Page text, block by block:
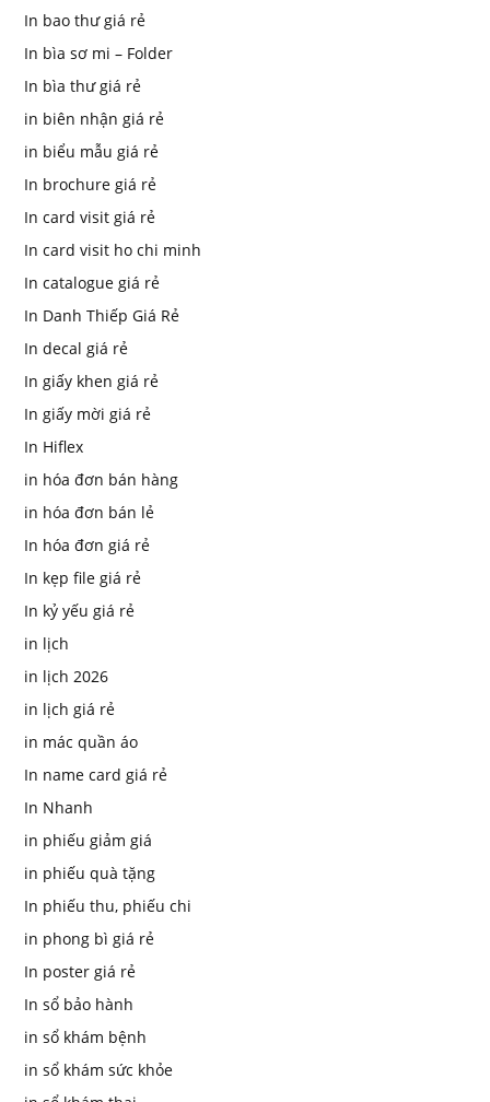
In bao thư giá rẻ
In bìa sơ mi – Folder
In bìa thư giá rẻ
in biên nhận giá rẻ
in biểu mẫu giá rẻ
In brochure giá rẻ
In card visit giá rẻ
In card visit ho chi minh
In catalogue giá rẻ
In Danh Thiếp Giá Rẻ
In decal giá rẻ
In giấy khen giá rẻ
In giấy mời giá rẻ
In Hiflex
in hóa đơn bán hàng
in hóa đơn bán lẻ
In hóa đơn giá rẻ
In kẹp file giá rẻ
In kỷ yếu giá rẻ
in lịch
in lịch 2026
in lịch giá rẻ
in mác quần áo
In name card giá rẻ
In Nhanh
in phiếu giảm giá
in phiếu quà tặng
In phiếu thu, phiếu chi
in phong bì giá rẻ
In poster giá rẻ
In sổ bảo hành
in sổ khám bệnh
in sổ khám sức khỏe